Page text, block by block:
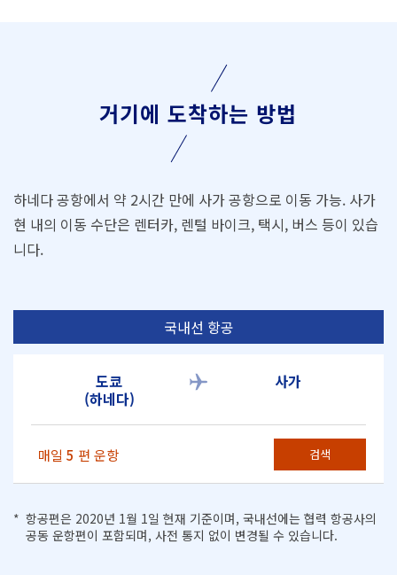
거기에 도착하는 방법
하네다 공항에서 약 2시간 만에 사가 공항으로 이동 가능. 사가
현 내의 이동 수단은 렌터카, 렌털 바이크, 택시, 버스 등이 있습
니다.
국내선 항공
도쿄
(하네다)
사가
매일 5 편 운항 검색
항공편은 2020년 1월 1일 현재 기준이며, 국내선에는 협력 항공사의
공동 운항편이 포함되며, 사전 통지 없이 변경될 수 있습니다.